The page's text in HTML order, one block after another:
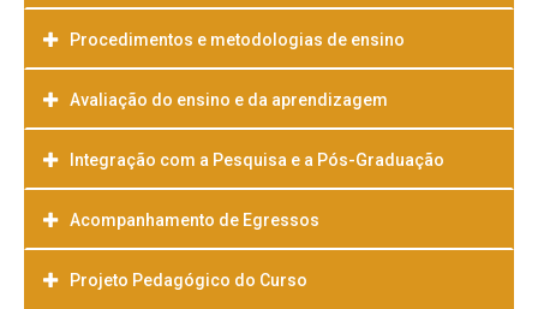
Procedimentos e metodologias de ensino
Avaliação do ensino e da aprendizagem
Integração com a Pesquisa e a Pós-Graduação
Acompanhamento de Egressos
Projeto Pedagógico do Curso